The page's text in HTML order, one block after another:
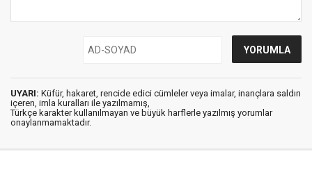
UYARI: Küfür, hakaret, rencide edici cümleler veya imalar, inançlara saldırı
içeren, imla kuralları ile yazılmamış,
Türkçe karakter kullanılmayan ve büyük harflerle yazılmış yorumlar
onaylanmamaktadır.